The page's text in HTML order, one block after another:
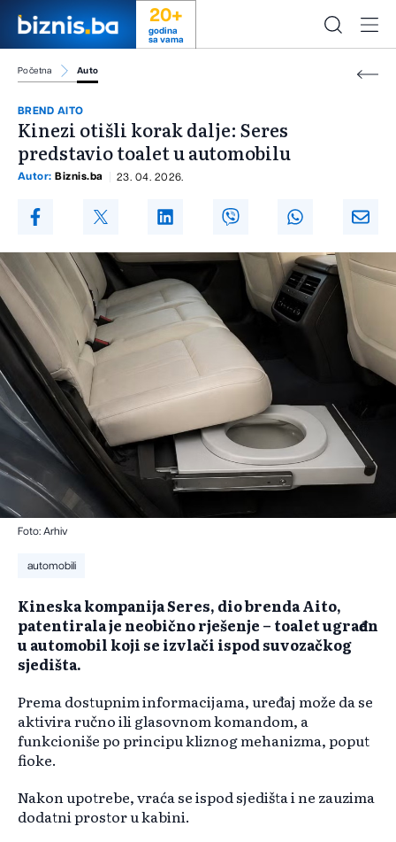
20+
godina
sa vama
Početna Auto
BREND AITO
Kinezi otišli korak dalje: Seres
predstavio toalet u automobilu
Autor: Biznis.ba 23. 04. 2026.
Foto: Arhiv
automobili
Kineska kompanija Seres, dio brenda Aito,
patentirala je neobično rješenje – toalet ugrađen
u automobil koji se izvlači ispod suvozačkog
sjedišta.
Prema dostupnim informacijama, uređaj može da se
aktivira ručno ili glasovnom komandom, a
funkcioniše po principu kliznog mehanizma, poput
fioke.
Nakon upotrebe, vraća se ispod sjedišta i ne zauzima
dodatni prostor u kabini.